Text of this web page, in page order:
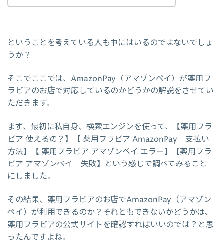
ということを考えている人も中にはいるのではないでしょ
うか？
そこでここでは、AmazonPay（アマゾンペイ）が薬用フ
ラビアのお店で対応しているのかどうかの解説をさせてい
ただきます。
まず、最初に私自身、検索エンジンを使って、【薬用フラ
ビア 使えるの？】【 薬用フラビア AmazonPay 支払い
方法】【 薬用フラビア アマゾンペイ エラー】【薬用フラ
ビア アマゾンペイ 失敗】という感じで調べてみること
にしました。
その結果、薬用フラビアのお店でAmazonPay（アマゾン
ペイ）が利用できるのか？それともできないかどうかは、
薬用フラビアの公式サイトを確認すればいいのでは？と思
ったんですよね。